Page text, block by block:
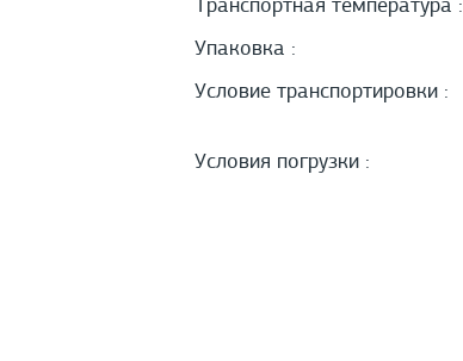
Транспортная температура :
Упаковка :
Условие транспортировки :
Условия погрузки :